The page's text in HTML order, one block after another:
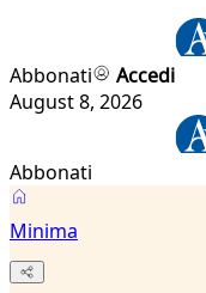
Abbonati
Accedi
August 8, 2026
Abbonati
Minima